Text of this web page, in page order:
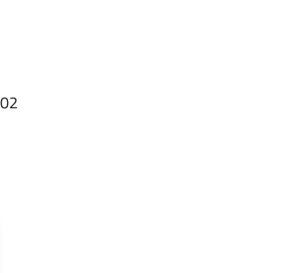
relativi all’infezione da HIV,
un’attività assistenziale che
della terapia antiretrovirale e degli altri
Ospedaliera con un punto di